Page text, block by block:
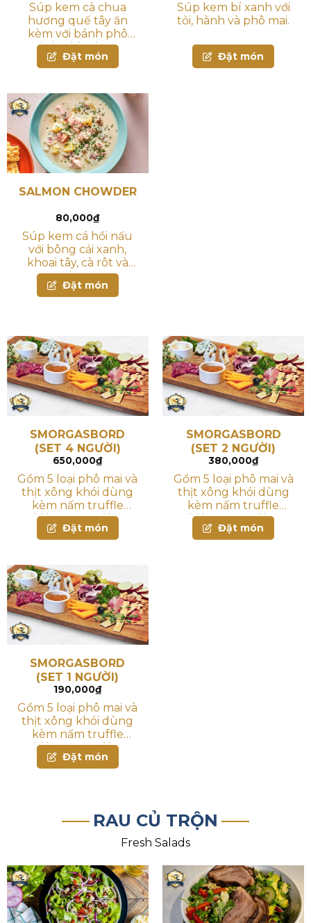
Súp kem cà chua
hương quế tây ăn
kèm với bánh phô
mai cheddar hương
thảo đút lò
Đặt món
Súp kem bí xanh với
tỏi, hành và phô mai.
Đặt món
SALMON CHOWDER
80,000₫
Súp kem cá hồi nấu
với bông cải xanh,
khoai tây, cà rôt và
Tabasco
Đặt món
SMORGASBORD
(SET 4 NGƯỜI)
650,000₫
Gồm 5 loại phô mai và
thịt xông khói dùng
kèm nấm truffle
nghiền, mứt xoài, đậu
bắp ngâm chua, ô-liu,
Đặt món
SMORGASBORD
(SET 2 NGƯỜI)
380,000₫
Gồm 5 loại phô mai và
thịt xông khói dùng
kèm nấm truffle
nghiền, mứt xoài, đậu
bắp ngâm chua, ô-liu,
Đặt món
SMORGASBORD
(SET 1 NGƯỜI)
190,000₫
Gồm 5 loại phô mai và
thịt xông khói dùng
kèm nấm truffle
nghiền, mứt xoài, đậu
bắp ngâm chua, ô-liu,
Đặt món
RAU CỦ TRỘN
Fresh Salads